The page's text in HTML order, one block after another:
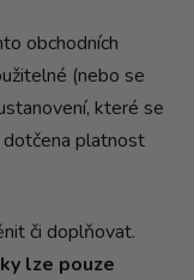
obchodních
(nebo se
které se
dotčena platnost
či doplňovat.
lze pouze